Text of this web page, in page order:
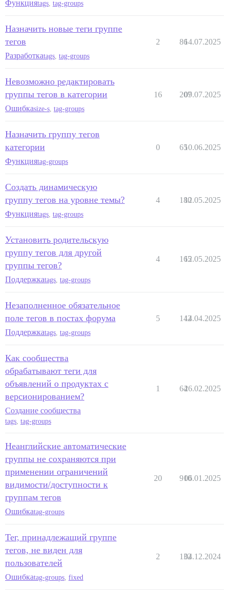
Функцияtags tag-groups
Назначить новые теги группе
тегов
Разработкаtags tag-groups
2 8614.07.2025
Невозможно редактировать
группы тегов в категории
Ошибкаsize-s tag-groups
16 207
09.07.2025
Назначить группу тегов
категории
Функцияtag-groups
0 6510.06.2025
Создать динамическую
группу тегов на уровне темы?
Функцияtags tag-groups
4 180
12.05.2025
Установить родительскую
группу тегов для другой
группы тегов?
Поддержкаtags tag-groups
4 165
12.05.2025
Незаполненное обязательное
поле тегов в постах форума
Поддержкаtags tag-groups
5 142
14.04.2025
Как сообщества
обрабатывают теги для
объявлений о продуктах с
версионированием?
Создание сообщества
tags, tag-groups
1 6426.02.2025
Неанглийские автоматические
группы не сохраняются при
применении ограничений
видимости/доступности к
группам тегов
Ошибкаtag-groups
20 910
06.01.2025
Тег, принадлежащий группе
тегов, не виден для
пользователей
Ошибкаtag-groups fixed
2 132
04.12.2024